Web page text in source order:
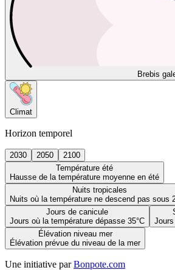
Brebis
Climat
Horizon temporel
2030 2050
2100
Température été
Hausse de la température moyenne en été
Nuits tropicales
Nuits où la température ne descend pas sous
Jours de canicule
Jours où la température dépasse 35°C
Élévation niveau mer
Élévation prévue du niveau de la mer
Une initiative par Bonpote.com